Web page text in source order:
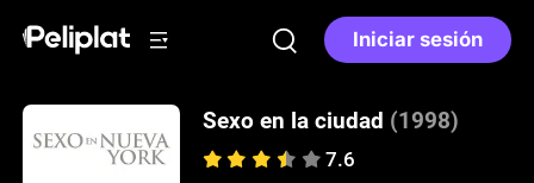
Iniciar sesión
Sexo en la ciudad (1998)
7.6